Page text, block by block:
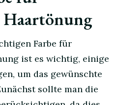
Haartönung
Farbe für
ist es wichtig, einige
um das gewünschte
sollte man die